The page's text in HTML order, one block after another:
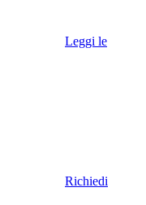
Leggi le
Richiedi